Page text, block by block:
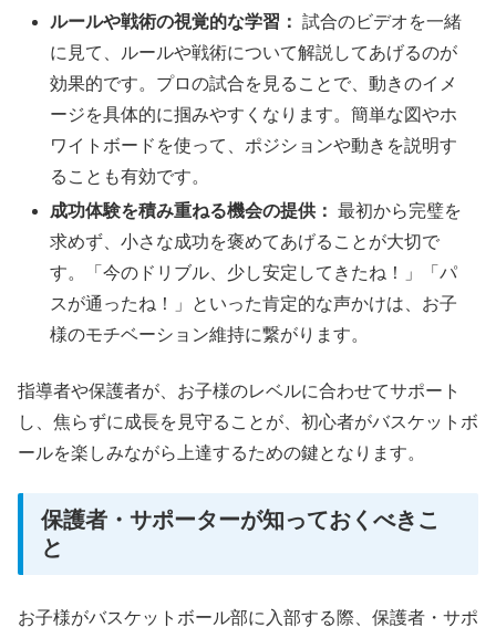
ルールや戦術の視覚的な学習： 試合のビデオを一緒
に見て、ルールや戦術について解説してあげるのが
効果的です。プロの試合を見ることで、動きのイメ
ージを具体的に掴みやすくなります。簡単な図やホ
ワイトボードを使って、ポジションや動きを説明す
ることも有効です。
成功体験を積み重ねる機会の提供： 最初から完璧を
求めず、小さな成功を褒めてあげることが大切で
す。「今のドリブル、少し安定してきたね！」「パ
スが通ったね！」といった肯定的な声かけは、お子
様のモチベーション維持に繋がります。
指導者や保護者が、お子様のレベルに合わせてサポート
し、焦らずに成長を見守ることが、初心者がバスケットボ
ールを楽しみながら上達するための鍵となります。
保護者・サポーターが知っておくべきこ
と
お子様がバスケットボール部に入部する際、保護者・サポ